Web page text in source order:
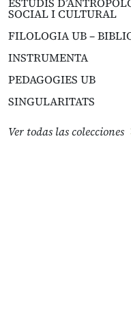
SOCIAL I CULTURAL
FILOLOGIA UB –
INSTRUMENTA
PEDAGOGIES UB
SINGULARITATS
Ver todas las colecciones